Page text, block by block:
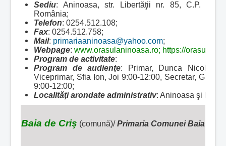
Sediu: Aninoasa, str. Libertăţii nr. 85, C.P.
România;
Telefon: 0254.512.108;
Fax: 0254.512.758;
Mail: primariaaninoasa@yahoo.com;
Webpage: www.orasulaninoasa.ro; https://
Program de activitate:
Program de audienţe: Primar, Dunca Nicolae,
Viceprimar, Sfia Ion, Joi 9:00-12:00, Secretar,
9:00-12:00;
Localităţi arondate administrativ: Aninoasa şi
Baia de Criş (comună)/ Primaria Comunei Baia de